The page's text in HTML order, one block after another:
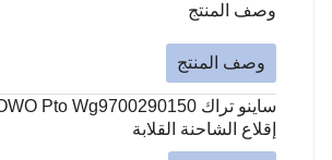
وصف المنتج
وصف المنتج
إقلاع الشاحنة القلابة